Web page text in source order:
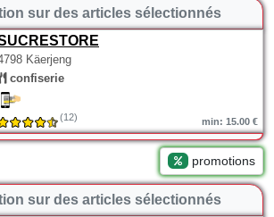
sur des articles sélectionnés
Käerjeng
confiserie
(12) min: 15.00 €
promotions
sur des articles sélectionnés